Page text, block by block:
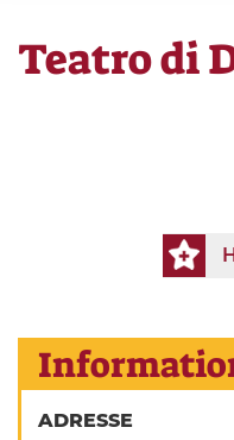
here
Teatro di
ADRESSE